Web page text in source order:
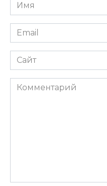
*
Email
*
Сайт
Комментарий